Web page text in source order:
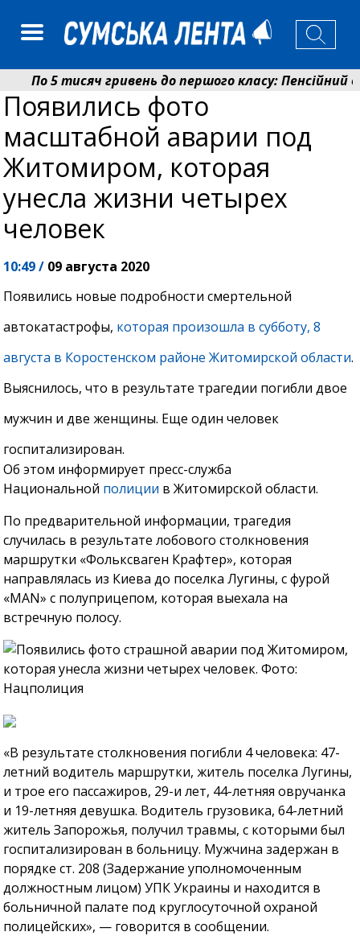
По 5 тисяч гривень до першого класу: Пенсійний
Ніколаєнко: у Сумах погодили 115 компенсацій на
Появились фото
масштабной аварии под
Житомиром, которая
унесла жизни четырех
человек
10:49 / 09 августа 2020
Появились новые подробности смертельной
автокатастрофы, которая произошла в субботу, 8
августа в Коростенском районе Житомирской области.
Выяснилось, что в результате трагедии погибли двое
мужчин и две женщины. Еще один человек
госпитализирован.
Об этом информирует пресс-служба
Национальной полиции в Житомирской области.
По предварительной информации, трагедия
случилась в результате лобового столкновения
маршрутки «Фольксваген Крафтер», которая
направлялась из Киева до поселка Лугины, с фурой
«MAN» с полуприцепом, которая выехала на
встречную полосу.
«В результате столкновения погибли 4 человека: 47-
летний водитель маршрутки, житель поселка Лугины,
и трое его пассажиров, 29-и лет, 44-летняя овручанка
и 19-летняя девушка. Водитель грузовика, 64-летний
житель Запорожья, получил травмы, с которыми был
госпитализирован в больницу. Мужчина задержан в
порядке ст. 208 (Задержание уполномоченным
должностным лицом) УПК Украины и находится в
больничной палате под круглосуточной охраной
полицейских», — говорится в сообщении.